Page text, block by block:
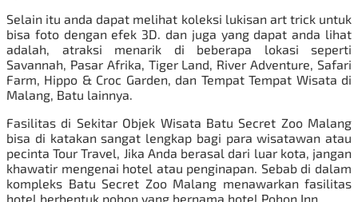
Selain itu anda dapat melihat koleksi lukisan art trick untuk
bisa foto dengan efek 3D. dan juga yang dapat anda lihat
adalah, atraksi menarik di beberapa lokasi seperti
Savannah, Pasar Afrika, Tiger Land, River Adventure, Safari
Farm, Hippo & Croc Garden, dan Tempat Tempat Wisata di
Malang, Batu lainnya.
Fasilitas di Sekitar Objek Wisata Batu Secret Zoo Malang
bisa di katakan sangat lengkap bagi para wisatawan atau
pecinta Tour Travel, Jika Anda berasal dari luar kota, jangan
khawatir mengenai hotel atau penginapan. Sebab di dalam
kompleks Batu Secret Zoo Malang menawarkan fasilitas
hotel berbentuk pohon yang bernama hotel Pohon Inn.